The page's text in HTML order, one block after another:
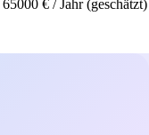
€ / Jahr (geschätzt)